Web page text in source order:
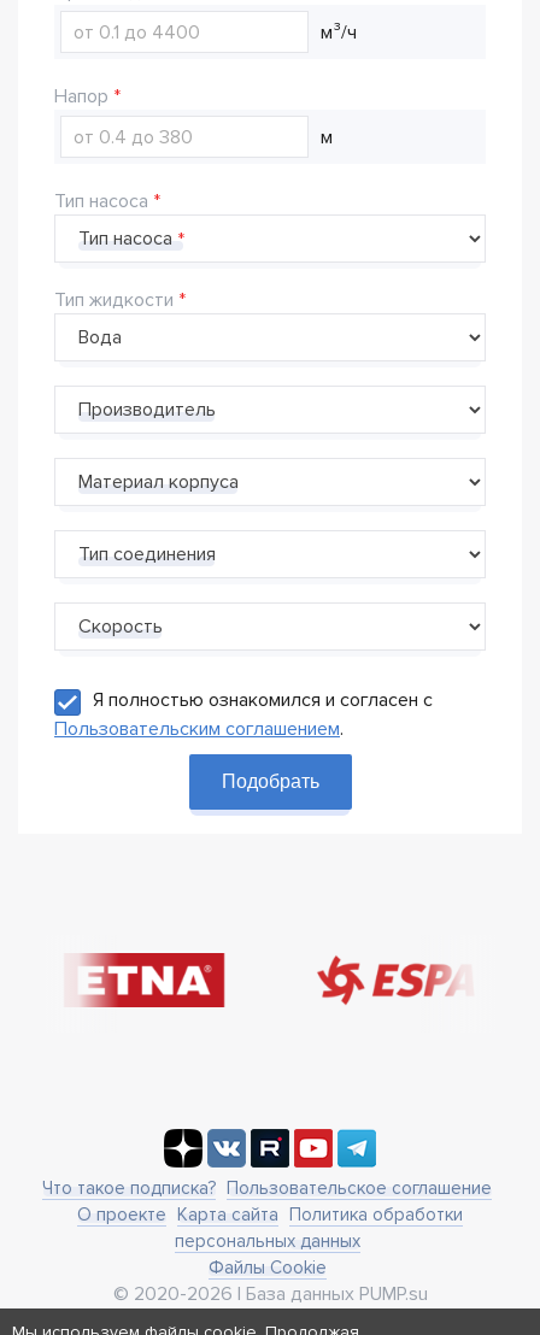
м³/ч
Напор
м
Тип насоса
Тип насоса
Тип жидкости
Производитель
Материал корпуса
Тип соединения
Скорость
Я полностью ознакомился и согласен с
Пользовательским соглашением.
Подобрать
Что такое подписка? Пользовательское соглашение
О проекте Карта сайта Политика обработки
персональных данных
Файлы Cookie
© 2020-2026 | База данных PUMP.su